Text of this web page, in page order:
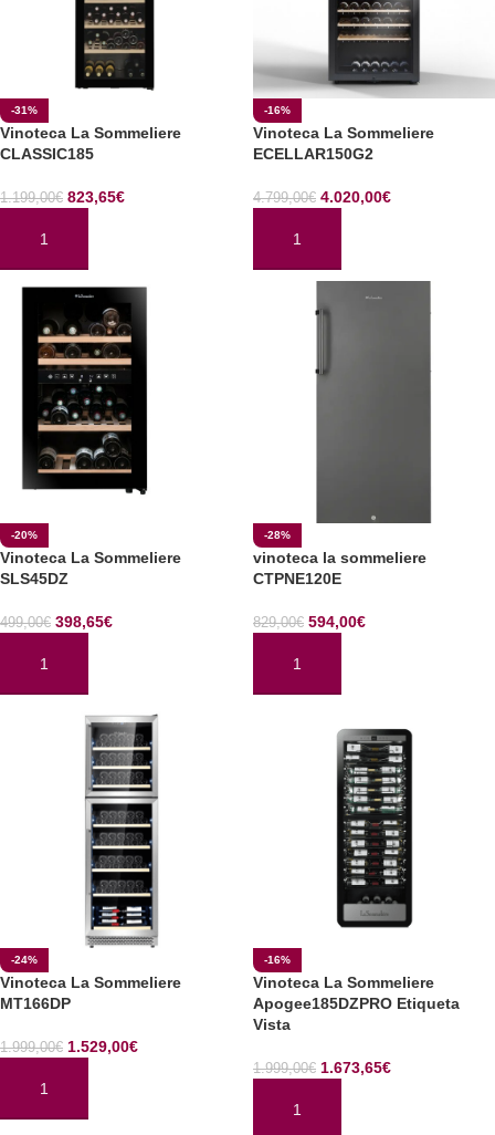
-31%
Vinoteca La Sommeliere
CLASSIC185
1.199,00€ 823,65€
AÑADIR AL CARRITO
-16%
Vinoteca La Sommeliere
ECELLAR150G2
4.799,00€ 4.020,00€
AÑADIR AL CARRITO
-20%
Vinoteca La Sommeliere
SLS45DZ
499,00€ 398,65€
AÑADIR AL CARRITO
-28%
vinoteca la sommeliere
CTPNE120E
829,00€ 594,00€
AÑADIR AL CARRITO
-24%
Vinoteca La Sommeliere
MT166DP
1.999,00€ 1.529,00€
AÑADIR AL CARRITO
-16%
Vinoteca La Sommeliere
Apogee185DZPRO Etiqueta
Vista
1.999,00€ 1.673,65€
AÑADIR AL CARRITO